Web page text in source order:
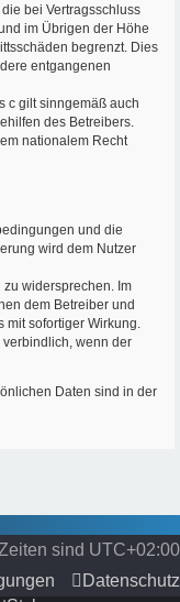
bei Vertragsschluss
im Übrigen der Höhe
begrenzt. Dies
entgangenen
c gilt sinngemäß auch
des Betreibers.
nationalem Recht
und die
wird dem Nutzer
widersprechen. Im
dem Betreiber und
mit sofortiger Wirkung.
wenn der
Daten sind in der
sind UTC+02:00
Datenschutz